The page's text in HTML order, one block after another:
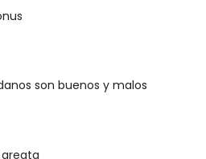
son buenos y malos